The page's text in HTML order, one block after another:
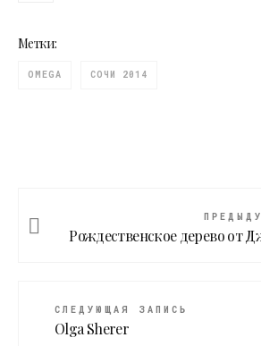
Метки:
OMEGA СОЧИ 2014
Рождественское дерево от
СЛЕДУЮЩАЯ ЗАПИСЬ
Olga Sherer